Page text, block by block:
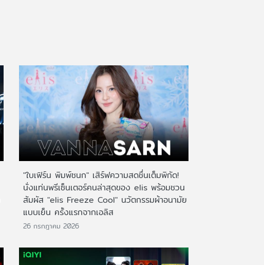
"ใบเฟิร์น พิมพ์ชนก" เสิร์ฟความสดชื่นเต็มพิกัด!
นั่งแท่นพรีเซ็นเตอร์คนล่าสุดของ elis พร้อมชวน
สัมผัส "elis Freeze Cool" นวัตกรรมผ้าอนามัย
แบบเย็น ครั้งแรกจากเอลิส
26 กรกฎาคม 2026